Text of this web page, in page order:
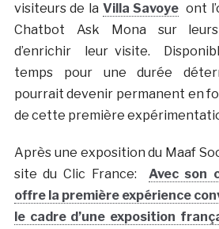
visiteurs de la Villa Savoye ont
Chatbot Ask Mona sur
d’enrichir leur visite.
temps pour une durée
pourrait devenir permanent en
de cette première
Après une exposition du Maaf
site du Clic France: Avec son
offre la première expérience
le cadre d’une exposition